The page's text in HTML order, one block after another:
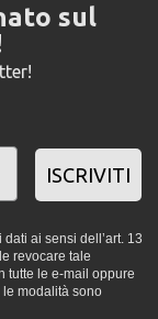
sul
ISCRIVITI
ai sensi dell’art. 13
revocare tale
tutte le e-mail oppure
modalità sono